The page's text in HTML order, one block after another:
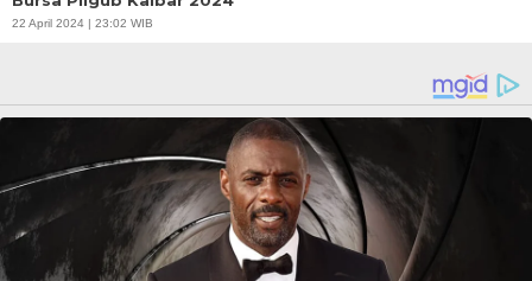
22 April 2024 | 23:02 WIB